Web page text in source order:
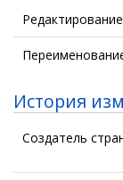
Редактирование
История
Создатель